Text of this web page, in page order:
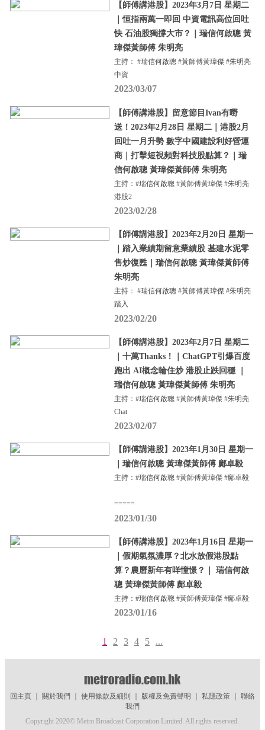
【師傅講港股】2023年3月7日 星期二
｜恒指兩萬一即回 中資電訊高位回吐
快 石油股獨撐大市？｜瑞信何啟聰 黃
瑋傑黃師傅 朱明亮
主持： #瑞信何啟聰 #黃師傅黃瑋傑 #朱明亮
中資
2023/03/07
【師傅講港股】留意節目Ivan有嘢
送！2023年2月28日 星期二｜港股2月
回吐一月升勢 數字中國建設利好營運
商｜打擊短視頻對科技股點算？｜瑞
信何啟聰 黃瑋傑黃師傅 朱明亮
主持：#瑞信何啟聰 #黃師傅黃瑋傑 #朱明亮
港股2
2023/02/28
【師傅講港股】2023年2月20日 星期一
｜踏入業績期留意業績股 基建水泥零
售炒復甦｜瑞信何啟聰 黃瑋傑黃師傅
朱明亮
主持： #瑞信何啟聰 #黃師傅黃瑋傑 #朱明亮
踏入
2023/02/20
【師傅講港股】2023年2月7日 星期二
｜十萬Thanks！｜ChatGPT引爆百度
跑出 AI概念輪住炒 港股止跌回穩 ｜
瑞信何啟聰 黃瑋傑黃師傅 朱明亮
主持：#瑞信何啟聰 #黃師傅黃瑋傑 #朱明亮
Chat
2023/02/07
【師傅講港股】2023年1月30日 星期一
｜瑞信何啟聰 黃瑋傑黃師傅 鄺卓毅
主持：#瑞信何啟聰 #黃師傅黃瑋傑 #鄺卓毅
=====
2023/01/30
【師傅講港股】2023年1月16日 星期一
｜假期氣氛濃厚？北水放假港股點
算？農曆新年有咩憧憬？｜ 瑞信何啟
聰 黃瑋傑黃師傅 鄺卓毅
主持：#瑞信何啟聰 #黃師傅黃瑋傑 #鄺卓毅
2023/01/16
1 2 3 4 5 ...
回主頁｜ 關於我們 使用條款及細則 版權及免責聲明 私隱政策｜ 聯絡
我們
Copyright 2020© Metro Broadcast Corporation Limited. All rights reserved.